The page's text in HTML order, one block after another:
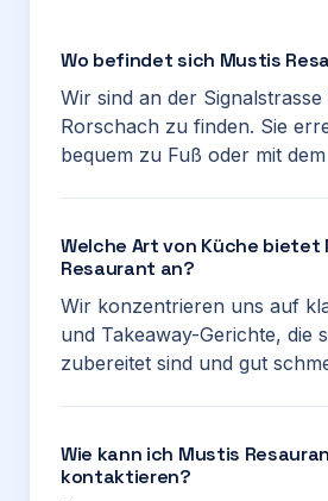
Wo befindet sich Mustis
Wir sind an der
Rorschach zu finden. Sie
bequem zu Fuß oder mit
Welche Art von Küche bietet
Resaurant an?
Wir konzentrieren uns auf
und Takeaway-Gerichte, die
zubereitet sind und gut
Wie kann ich Mustis
kontaktieren?